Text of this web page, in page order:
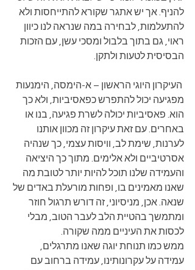
להניף. אך יש אתגר שקורא להתייחסות ולא
להתעלמות, לבחירה במה שנראה לנו כיוון
ראוי, גם בתוך בלבול ומסכי עשן, עם הזכות
הבסיסית לטעות ולתקן.
העיקרון היוגי הראשון – א-הימסה, הימנעות
מפגיעה יכול להתפרש כפאסיביות, ולא כך
הוא. פאסיביות יכולה לשרת פגיעה, בנו או
באחרים. עם זאת עיקרון זה מכוון אותנו
לערנות, שימת לב, וויסות עצמי, כך שנהיה
אסרטיביים ולא אלימים. מתוך כך היציאה
והעמידה שלנו תוכל להיות יותר לטובת מה
שאנו מאמינים בו, ופחות מורעלת באדים של
שנאה. אכן, מניסיוני, זה דורש תרגול חוזר
ומתמשך בהטיית הלב לעבר הטוב, מבלי
לכסות את העיניים ממה שקורה.
ממש כמו תנוחת יוגה שאנו מתרגלים,
עמידה על עקרונותינו, עמידה ברחוב עם